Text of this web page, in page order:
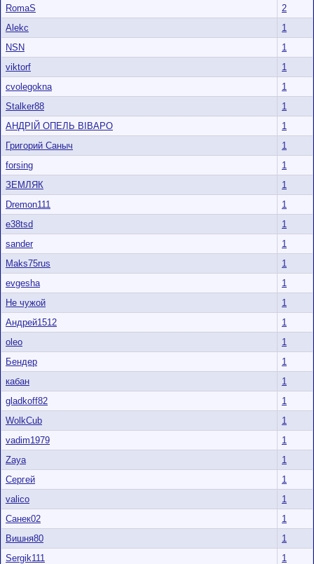
RomaS
2
Alekc
1
NSN
1
viktorf
1
cvolegokna
1
Stalker88
1
АНДРІЙ ОПЕЛЬ ВІВАРО
1
Григорий Саныч
1
forsing
1
ЗЕМЛЯК
1
Dremon111
1
e38tsd
1
sander
1
Maks75rus
1
evgesha
1
Не чужой
1
Андрей1512
1
oleo
1
Бендер
1
кабан
1
gladkoff82
1
WolkCub
1
vadim1979
1
Zaya
1
Cергей
1
valico
1
Санек02
1
Вишня80
1
Sergik111
1